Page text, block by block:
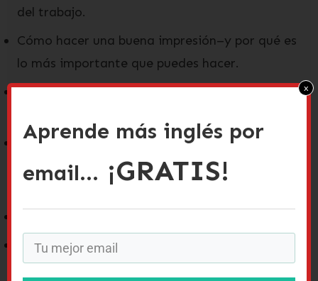
del trabajo.
Cómo hacer una buena impresión–y por qué es
lo más importante que puedes hacer.
Consejos de mis amigos ejecutivos para
Frases para hablar de ti mismo, para hablar de
tu formación, y para hablar de tu experiencia
Qué hacer después de la entrevista para
mejorar tus posibilidades de conseguir el
Aprende más inglés por
email... ¡GRATIS!
x